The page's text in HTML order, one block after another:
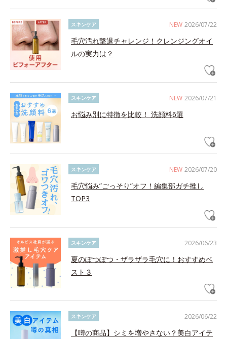
NEW 2026/07/22
スキンケア
毛穴汚れ撃退チャレンジ！クレンジングオイ
ルの実力は？
NEW 2026/07/21
スキンケア
お悩み別に特徴を比較！ 洗顔料6選
NEW 2026/07/20
スキンケア
毛穴悩み”ごっそり”オフ！編集部ガチ推し
TOP3
2026/06/23
スキンケア
夏のぽつぽつ・ザラザラ毛穴に！おすすめベ
スト３
2026/06/22
スキンケア
【噂の商品】シミを増やさない？美白アイテ